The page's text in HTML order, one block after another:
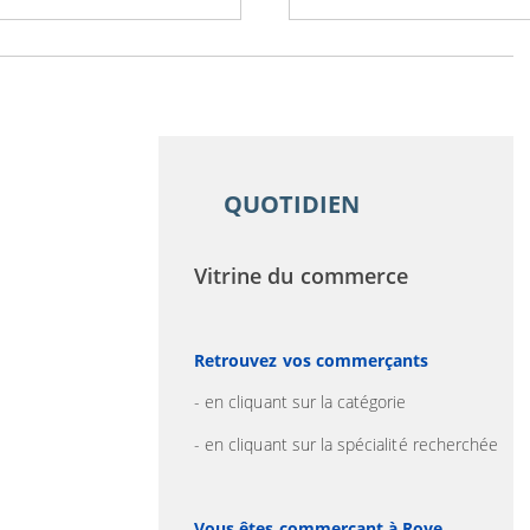
QUOTIDIEN
Vitrine du commerce
Retrouvez vos commerçants
- en cliquant sur la catégorie
- en cliquant sur la spécialité recherchée